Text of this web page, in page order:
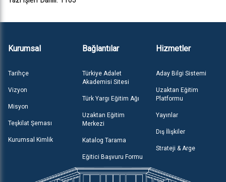
Kurumsal
Tarihçe
Vizyon
Misyon
Teşkilat Şeması
Kurumsal Kimlik
Bağlantılar
Türkiye Adalet
Akademisi Sitesi
Türk Yargı Eğitim Ağı
Uzaktan Eğitim
Merkezi
Katalog Tarama
Eğitici Başvuru Formu
Hizmetler
Aday Bilgi Sistemi
Uzaktan Eğitim
Platformu
Yayınlar
Dış İlişkiler
Strateji & Arge